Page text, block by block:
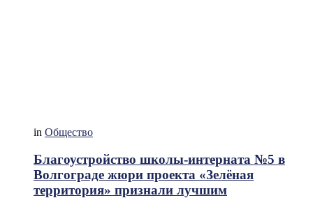
in Общество
Благоустройство школы-интерната №5 в
Волгограде жюри проекта «Зелёная
территория» признали лучшим